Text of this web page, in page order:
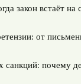
закон встаёт на
от
почему